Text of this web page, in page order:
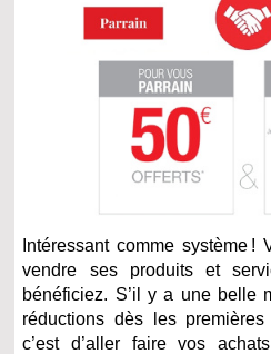
Intéressant comme système !
vendre ses produits et
bénéficiez. S’il y a une belle
réductions dès les
c’est d’aller faire vos